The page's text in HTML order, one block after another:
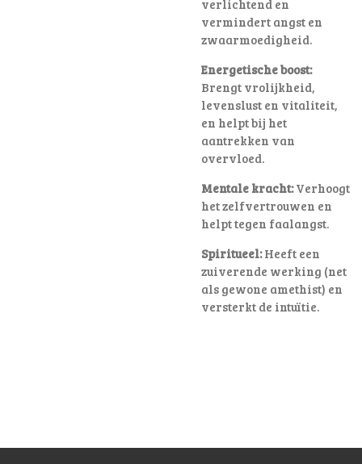
verlichtend en
vermindert angst en
zwaarmoedigheid.
Energetische boost:
Brengt vrolijkheid,
levenslust en vitaliteit,
en helpt bij het
aantrekken van
overvloed.
Mentale kracht:Verhoogt
het zelfvertrouwen en
helpt tegen faalangst.
Spiritueel:Heeft een
zuiverende werking (net
als gewone amethist) en
versterkt de intuïtie.